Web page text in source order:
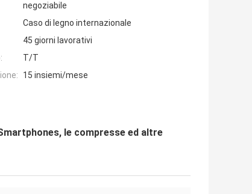
negoziabile
Caso di legno internazionale
45 giorni lavorativi
T/T
15 insiemi/mese
le compresse ed altre